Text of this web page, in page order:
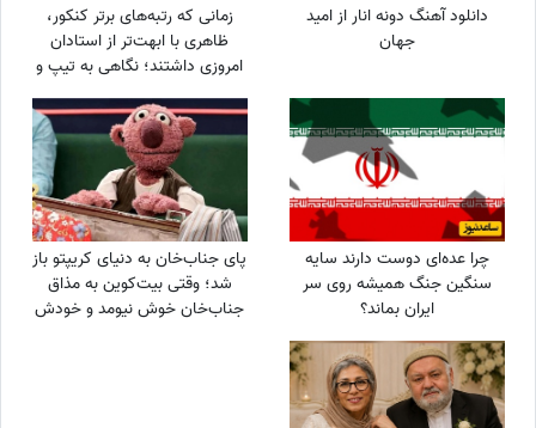
دانلود آهنگ دونه انار از امید
جهان
زمانی که رتبه‌های برتر کنکور،
ظاهری با ابهت‌تر از استادان
امروزی داشتند؛ نگاهی به تیپ و
استایل رتبه‌های برتر کنکور سال
1354 + عکس
چرا عده‌ای دوست دارند سایه
سنگین جنگ همیشه روی سر
ایران بماند؟
پای جناب‌خان به دنیای کریپتو باز
شد؛ وقتی بیت‌کوین به مذاق
جناب‌خان خوش نیومد و خودش